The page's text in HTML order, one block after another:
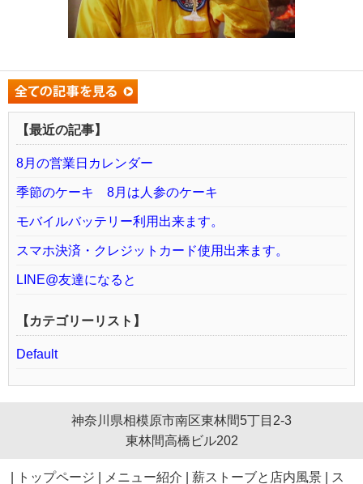
【最近の記事】
8月の営業日カレンダー
季節のケーキ 8月は人参のケーキ
モバイルバッテリー利用出来ます。
スマホ決済・クレジットカード使用出来ます。
LINE@友達になると
【カテゴリーリスト】
Default
神奈川県相模原市南区東林間5丁目2-3
東林間高橋ビル202
トップページ メニュー紹介 薪ストーブと店内風景 ス